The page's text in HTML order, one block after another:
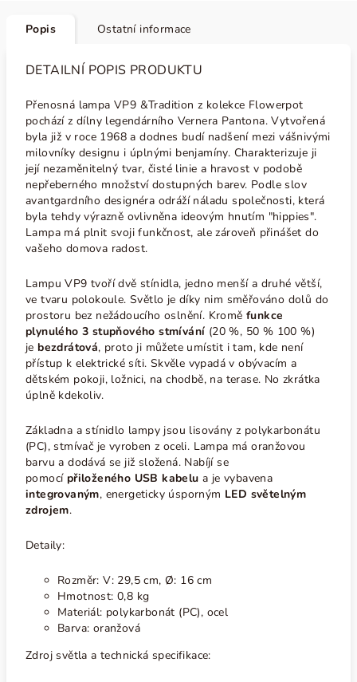
Popis Ostatní informace
DETAILNÍ POPIS PRODUKTU
Přenosná lampa VP9 &Tradition z kolekce Flowerpot
pochází z dílny legendárního Vernera Pantona. Vytvořená
byla již v roce 1968 a dodnes budí nadšení mezi vášnivými
milovníky designu i úplnými benjamíny. Charakterizuje ji
její nezaměnitelný tvar, čisté linie a hravost v podobě
nepřeberného množství dostupných barev. Podle slov
avantgardního designéra odráží náladu společnosti, která
byla tehdy výrazně ovlivněna ideovým hnutím "hippies".
Lampa má plnit svoji funkčnost, ale zároveň přinášet do
vašeho domova radost.
Lampu VP9 tvoří dvě stínidla, jedno menší a druhé větší,
ve tvaru polokoule. Světlo je díky nim směřováno dolů do
prostoru bez nežádoucího oslnění. Kromě funkce
plynulého 3 stupňového stmívání (20 %, 50 % 100 %)
je bezdrátová, proto ji můžete umístit i tam, kde není
přístup k elektrické síti. Skvěle vypadá v obývacím a
dětském pokoji, ložnici, na chodbě, na terase. No zkrátka
úplně kdekoliv.
Základna a stínidlo lampy jsou lisovány z polykarbonátu
(PC), stmívač je vyroben z oceli. Lampa má oranžovou
barvu a dodává se již složená. Nabíjí se
pomocí přiloženého USB kabelu a je vybavena
integrovaným, energeticky úsporným LED světelným
zdrojem.
Detaily:
Rozměr:V: 29,5 cm, Ø: 16 cm
Hmotnost: 0,8 kg
Materiál: polykarbonát (PC), ocel
Barva: oranžová
Zdroj světla a technická specifikace: